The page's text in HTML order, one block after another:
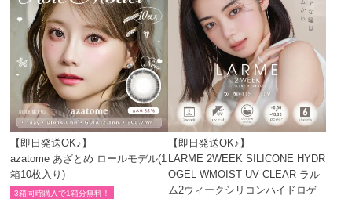
【即日発送OK♪】
azatome あざとめ ロールモデル(1
箱10枚入り)
3箱同時購入で1箱分無料！
【即日発送OK♪】
LARME 2WEEK SILICONE HYDR
OGEL WMOIST UV CLEAR ラル
ム2ウィークシリコンハイドロゲ